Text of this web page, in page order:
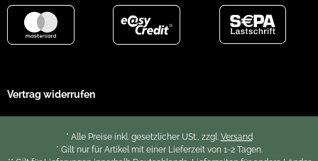
Vertrag widerrufen
* Alle Preise inkl. gesetzlicher USt., zzgl. Versand
* Gilt nur für Artikel mit einer Lieferzeit von 1-2 Tagen.